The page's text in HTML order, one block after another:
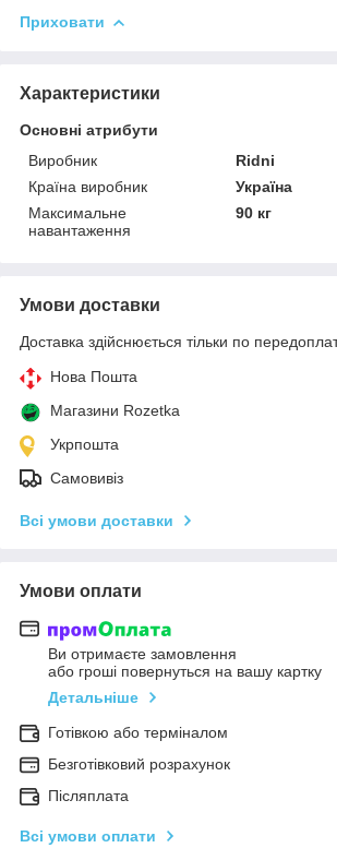
Приховати
Характеристики
Основні атрибути
Виробник
Ridni
Країна виробник
Україна
Максимальне
навантаження
90 кг
Умови доставки
Доставка здійснюється тільки по
Нова Пошта
Магазини Rozetka
Укрпошта
Самовивіз
Всі умови доставки
Умови оплати
Ви отримаєте замовлення
або гроші повернуться на вашу картку
Детальніше
Готівкою або терміналом
Безготівковий розрахунок
Післяплата
Всі умови оплати